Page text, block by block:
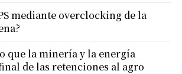
mediante overclocking de la
que la minería y la energía
de las retenciones al agro